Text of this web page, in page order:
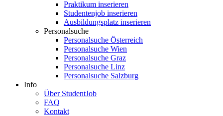
Praktikum inserieren
Studentenjob inserieren
Ausbildungsplatz inserieren
Personalsuche
Personalsuche Österreich
Personalsuche Wien
Personalsuche Graz
Personalsuche Linz
Personalsuche Salzburg
Info
Über StudentJob
FAQ
Kontakt